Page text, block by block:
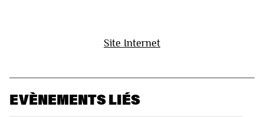
Site Internet
EVÈNEMENTS LIÉS